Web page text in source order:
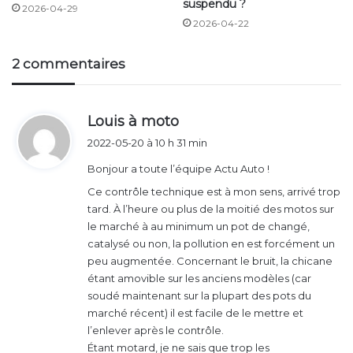
Contrôle technique moto : les
colère
Or, cette mesure divise et est loin de faire l’unanimité
des Motards en colère) se dit surprise par cette
décision et dénonce une mesure beaucoup trop
2026-04-29
suspendu ?
2026-04-22
2 commentaires
Louis à moto
:
2022-05-20 à 10 h 31 min
Bonjour a toute l’équipe Actu Auto !
Ce contrôle technique est à mon sens, arrivé trop
tard. À l’heure ou plus de la moitié des motos sur
le marché à au minimum un pot de changé,
catalysé ou non, la pollution en est forcément un
peu augmentée. Concernant le bruit, la chicane
étant amovible sur les anciens modèles (car
soudé maintenant sur la plupart des pots du
marché récent) il est facile de le mettre et
l’enlever après le contrôle.
Étant motard, je ne sais que trop les